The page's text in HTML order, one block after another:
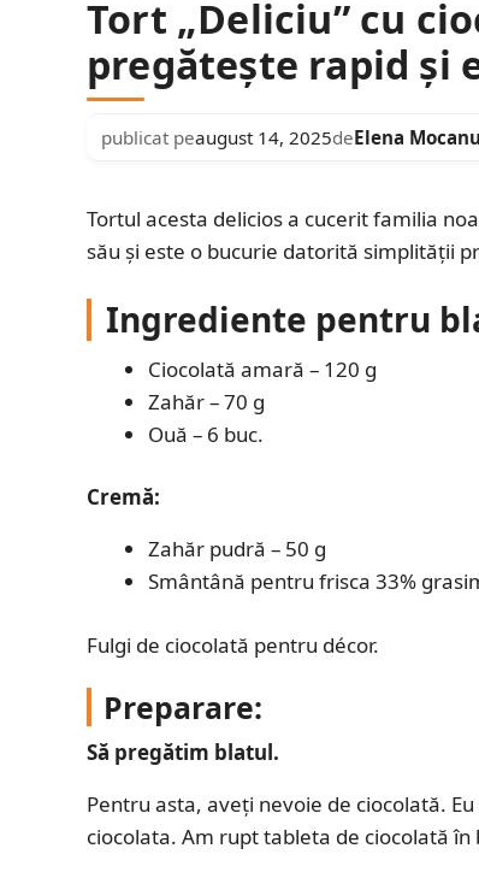
Tort „Deliciu” cu
pregătește rapid și
publicat peaugust 14, 2025deElena Mocanu
Tortul acesta delicios a cucerit familia
său și este o bucurie datorită simplității
Ingrediente pentru
Ciocolată amară – 120 g
Zahăr – 70 g
Ouă – 6 buc.
Cremă:
Zahăr pudră – 50 g
Smântână pentru frisca 33%
Fulgi de ciocolată pentru décor.
Preparare:
Să pregătim blatul.
Pentru asta, aveți nevoie de ciocolată.
ciocolata. Am rupt tableta de ciocolată în